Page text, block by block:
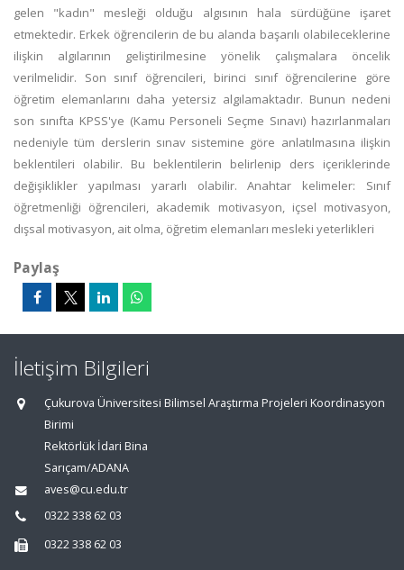
gelen "kadın" mesleği olduğu algısının hala sürdüğüne işaret
etmektedir. Erkek öğrencilerin de bu alanda başarılı olabileceklerine
ilişkin algılarının geliştirilmesine yönelik çalışmalara öncelik
verilmelidir. Son sınıf öğrencileri, birinci sınıf öğrencilerine göre
öğretim elemanlarını daha yetersiz algılamaktadır. Bunun nedeni
son sınıfta KPSS'ye (Kamu Personeli Seçme Sınavı) hazırlanmaları
nedeniyle tüm derslerin sınav sistemine göre anlatılmasına ilişkin
beklentileri olabilir. Bu beklentilerin belirlenip ders içeriklerinde
değişiklikler yapılması yararlı olabilir. Anahtar kelimeler: Sınıf
öğretmenliği öğrencileri, akademik motivasyon, içsel motivasyon,
dışsal motivasyon, ait olma, öğretim elemanları mesleki yeterlikleri
Paylaş
İletişim Bilgileri
Çukurova Üniversitesi Bilimsel Araştırma Projeleri Koordinasyon
Birimi
Rektörlük İdari Bina
Sarıçam/ADANA
aves@cu.edu.tr
0322 338 62 03
0322 338 62 03